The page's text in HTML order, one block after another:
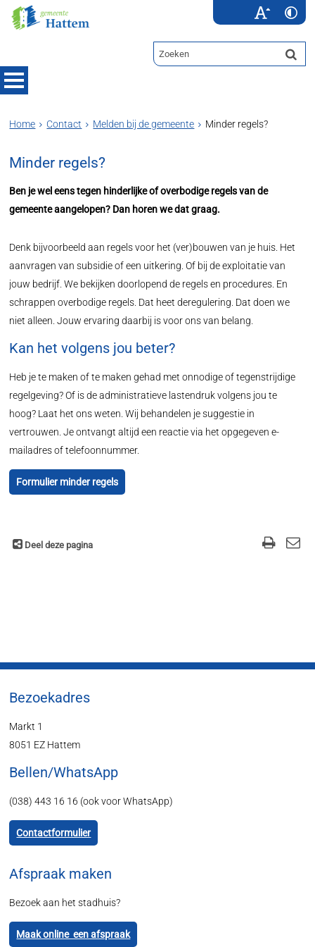
Home Contact Melden bij de gemeente Minder regels?
Minder regels?
Ben je wel eens tegen hinderlijke of overbodige regels van de
gemeente aangelopen? Dan horen we dat graag.
Denk bijvoorbeeld aan regels voor het (ver)bouwen van je huis. Het
aanvragen van subsidie of een uitkering. Of bij de exploitatie van
jouw bedrijf. We bekijken doorlopend de regels en procedures. En
schrappen overbodige regels. Dat heet deregulering. Dat doen we
niet alleen. Jouw ervaring daarbij is voor ons van belang.
Kan het volgens jou beter?
Heb je te maken of te maken gehad met onnodige of tegenstrijdige
regelgeving? Of is de administratieve lastendruk volgens jou te
hoog? Laat het ons weten. Wij behandelen je suggestie in
vertrouwen. Je ontvangt altijd een reactie via het opgegeven e-
mailadres of telefoonnummer.
Formulier minder regels
Deel deze pagina
Bezoekadres
Markt 1
8051 EZ Hattem
Bellen/WhatsApp
(038) 443 16 16 (ook voor WhatsApp)
Contactformulier
Afspraak maken
Bezoek aan het stadhuis?
Maak online een afspraak